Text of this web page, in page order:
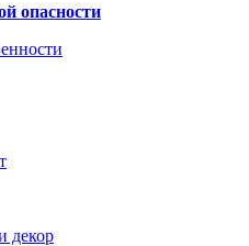
опасности
декор